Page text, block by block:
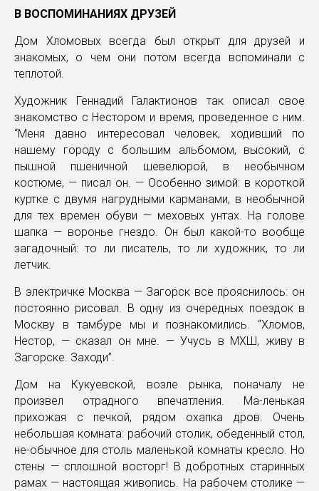
В ВОСПОМИНАНИЯХ ДРУЗЕЙ
Дом Хломовых всегда был открыт для друзей и
знакомых, о чем они потом всегда вспоминали с
теплотой.
Художник Геннадий Галактионов так описал свое
знакомство с Нестором и время, проведенное с ним.
“Меня давно интересовал человек, ходивший по
нашему городу с большим альбомом, высокий, с
пышной пшеничной шевелюрой, в необычном
костюме, — писал он. — Особенно зимой: в короткой
куртке с двумя нагрудными карманами, в необычной
для тех времен обуви — меховых унтах. На голове
шапка — воронье гнездо. Он был какой-то вообще
загадочный: то ли писатель, то ли художник, то ли
летчик.
В электричке Москва — Загорск все прояснилось: он
постоянно рисовал. В одну из очередных поездок в
Москву в тамбуре мы и познакомились. “Хломов,
Нестор, — сказал он мне. — Учусь в МХШ, живу в
Загорске. Заходи”.
Дом на Кукуевской, возле рынка, поначалу не
произвел отрадного впечатления. Ма-ленькая
прихожая с печкой, рядом охапка дров. Очень
небольшая комната: рабочий столик, обеденный стол,
не-обычное для столь маленькой комнаты кресло. Но
стены — сплошной восторг! В добротных старинных
рамах — настоящая живопись. На рабочем столике —